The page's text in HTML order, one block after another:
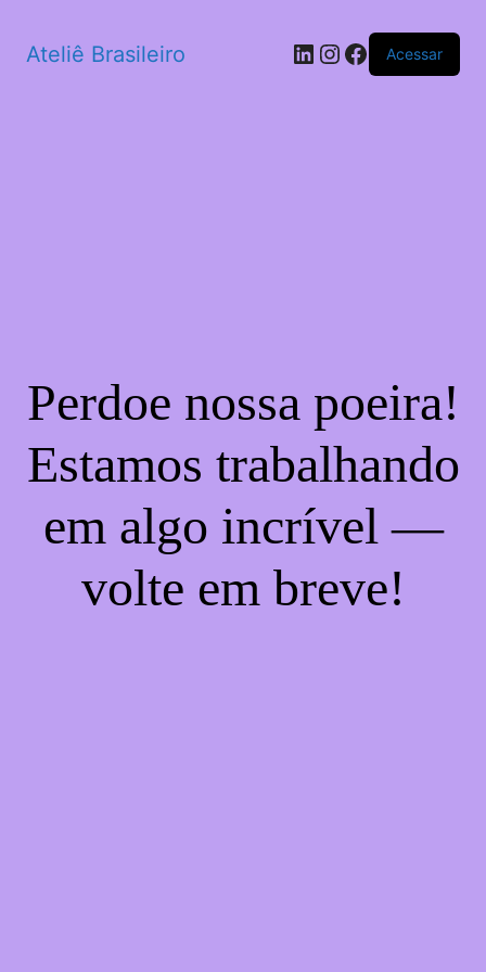
Ateliê Brasileiro LinkedIn
Instagram
Facebook
Acessar
Perdoe nossa poeira!
Estamos trabalhando
em algo incrível —
volte em breve!